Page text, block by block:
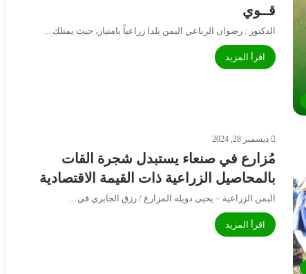
قــوي
الدكتور : رضوان الرباعي اليمن بلدا زراعياً بامتياز، حيث يمتلك…
اقرأ المزيد
ديسمبر 28, 2024
مُزارع في صنعاء يستبدل شجرة القات
بالمحاصيل الزراعية ذات القيمة الاقتصادية
اليمن الزراعية – يحيى دويله المزارع / رزق الجابري في…
اقرأ المزيد